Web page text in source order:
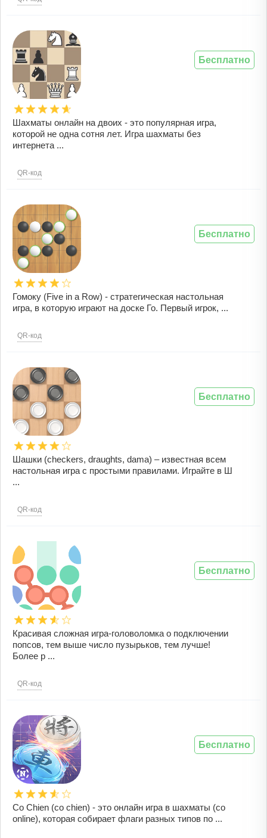
Шахматы онлайн на двоих - это популярная игра,
которой не одна сотня лет. Игра шахматы без
интернета ...
QR-код
Бесплатно
Гомоку (Five in a Row) - стратегическая настольная
игра, в которую играют на доске Го. Первый игрок, ...
QR-код
Бесплатно
Шашки (checkers, draughts, dama) – известная всем
настольная игра с простыми правилами. Играйте в Ш
...
QR-код
Бесплатно
Красивая сложная игра-головоломка о подключении
попсов, тем выше число пузырьков, тем лучше!
Более р ...
QR-код
Бесплатно
Co Chien (co chien) - это онлайн игра в шахматы (co
online), которая собирает флаги разных типов по ...
Бесплатно